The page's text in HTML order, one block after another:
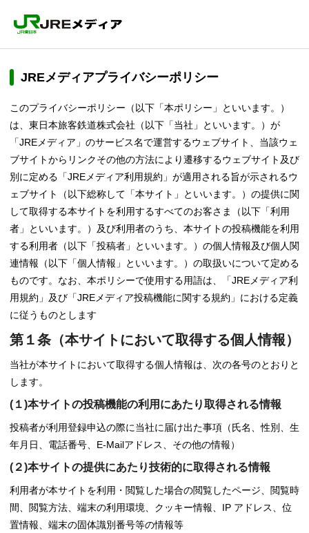
JREメディアプライバシーポリシー
このプライバシーポリシー（以下「本ポリシー」といいます。）
は、東日本旅客鉄道株式会社（以下「当社」といいます。）が
「JREメディア」のサービス名で運営するウェブサイト、当該ウェ
ブサイトからリンクその他の方法により遷移するウェブサイト及び
別に定める「JREメディア利用規約」が適用される旨が示されるウ
ェブサイト（以下総称して「本サイト」といいます。）の提供に関
して取得する本サイトを利用するすべてのお客さま（以下「利用
者」といいます。）及び利用者のうち、本サイトの投稿機能を利用
する利用者（以下「投稿者」といいます。）の個人情報及び個人関
連情報（以下「個人情報」といいます。）の取扱いについて定める
ものです。なお、本ポリシーで使用する用語は、「JREメディア利
用規約」及び「JREメディア投稿機能に関する規約」における定義
に従うものとします
第１条（本サイトにおいて取得する個人情報）
当社が本サイトにおいて取得する個人情報は、次の各号のとおりと
します。
(１)本サイトの投稿機能の利用にあたり取得される情報
投稿者が利用登録申込の際に当社に届け出た事項（氏名、性別、生
年月日、電話番号、E-Mailアドレス、その他の情報）
(２)本サイトの提供にあたり技術的に取得される情報
利用者が本サイトを利用・閲覧した場合の閲覧したページ、閲覧時
間、閲覧方法、端末の利用環境、クッキー情報、IP アドレス、位
置情報、端末の固体識別番号等の情報等